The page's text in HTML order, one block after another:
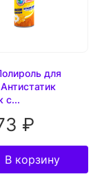
для
с...
₽
В корзину